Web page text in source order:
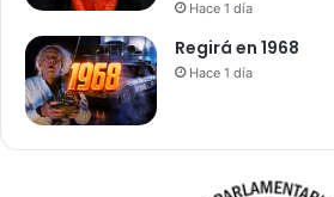
Hace 1 día
Regirá en 1968
Hace 1 día